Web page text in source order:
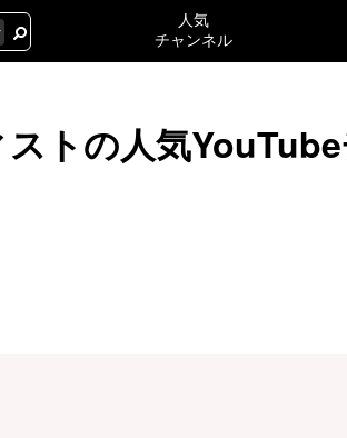
人気
チャンネル
トの人気